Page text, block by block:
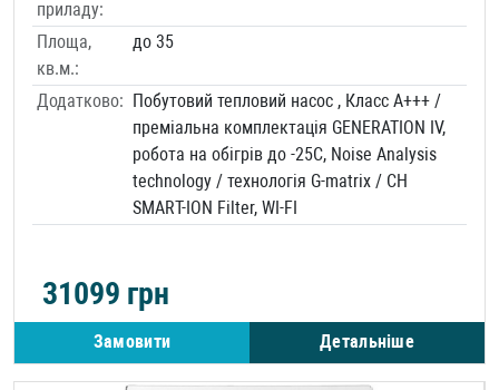
приладу:
Площа,
кв.м.:
до 35
Додатково: Побутовий тепловий насос , Класс А+++ /
преміальна комплектація GENERATION IV,
робота на обігрів до -25С, Noise Analysis
technology / технологія G-matrix / CH
SMART-ION Filter, WI-FI
31099 грн
Замовити Детальніше